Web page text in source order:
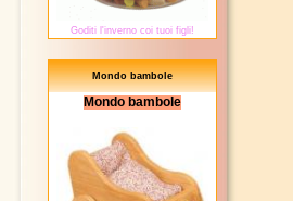
Goditi l'inverno coi tuoi figli!
Mondo bambole
Mondo bambole